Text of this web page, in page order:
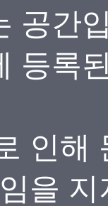
공간
등록
인해
을